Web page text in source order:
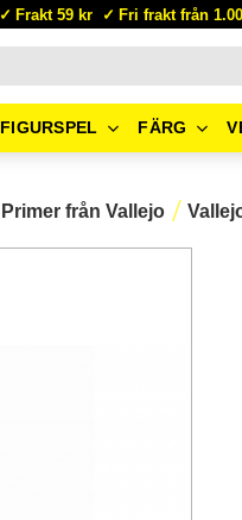
Frakt 59 kr Fri frakt från
FIGURSPEL FÄRG
Primer från Vallejo